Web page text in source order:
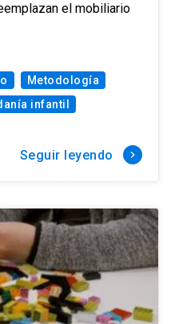
el mobiliario
Metodología
infantil
Seguir leyendo keyboard_arrow_right